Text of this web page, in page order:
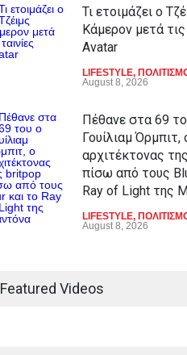
Τι ετοιμάζει ο
Κάμερον μετά τις
Avatar
LIFESTYLE,
August 8, 2026
Πέθανε στα 69
Γουίλιαμ Όρμπιτ,
αρχιτέκτονας
πίσω από τους
Ray of Light της
LIFESTYLE,
August 8, 2026
Featured Videos